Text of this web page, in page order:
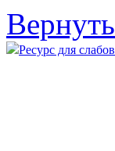
Ресурс для